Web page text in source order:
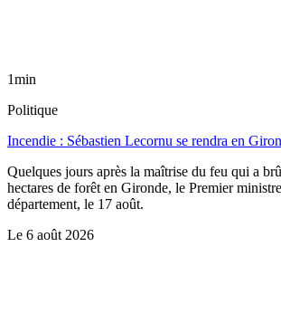
1min
Politique
Incendie : Sébastien Lecornu se rendra en
Quelques jours après la maîtrise du feu qui a
hectares de forêt en Gironde, le Premier
département, le 17 août.
Le 6 août 2026